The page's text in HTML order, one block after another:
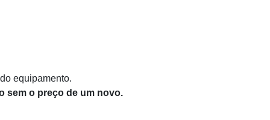
equipamento.
sem o preço de um novo.